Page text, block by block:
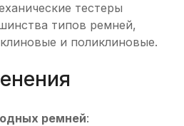
тестеры
типов ремней,
и поликлиновые.
ремней: